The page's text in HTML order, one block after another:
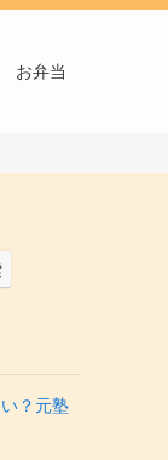
お弁当
？元塾